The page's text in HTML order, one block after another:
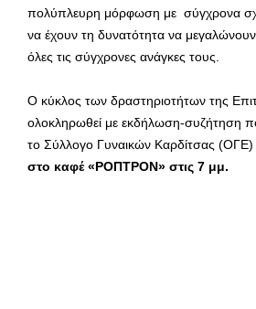
πολύπλευρη μόρφωση με σύγχρονα
να έχουν τη δυνατότητα να
όλες τις σύγχρονες ανάγκες τους.
Ο κύκλος των δραστηριοτήτων της
ολοκληρωθεί με εκδήλωση-συζήτηση
το Σύλλογο Γυναικών Καρδίτσας (ΟΓΕ)
στο καφέ «ΡΟΠΤΡΟΝ» στις 7 μμ.